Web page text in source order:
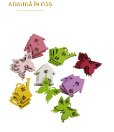
ADAUGĂ ÎN COȘ